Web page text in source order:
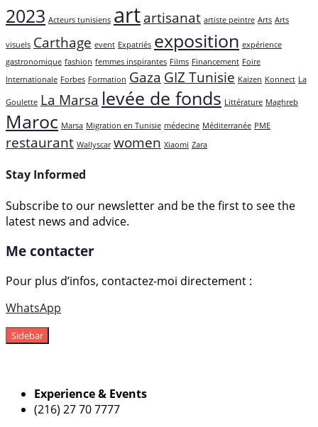
2023 Acteurs tunisiens artartisanat artiste peintre Arts Arts
visuels Carthage event Expatriés exposition expérience
gastronomique fashion femmes inspirantes Films Financement Foire
Internationale Forbes Formation Gaza GIZ Tunisie Kaizen Konnect La
Goulette La Marsa levée de fonds Littérature Maghreb
Maroc Marsa Migration en Tunisie médecine Méditerranée PME
restaurant Wallyscar women Xiaomi Zara
Stay Informed
Subscribe to our newsletter and be the first to see the
latest news and advice.
Me contacter
Pour plus d’infos, contactez-moi directement :
WhatsApp
Sidebar
Experience & Events
(216) 27 70 7777